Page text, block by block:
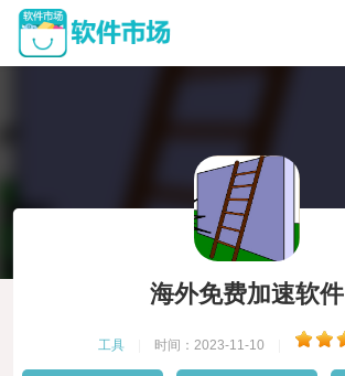
海外免费加速软件
工具 时间：2023-11-10